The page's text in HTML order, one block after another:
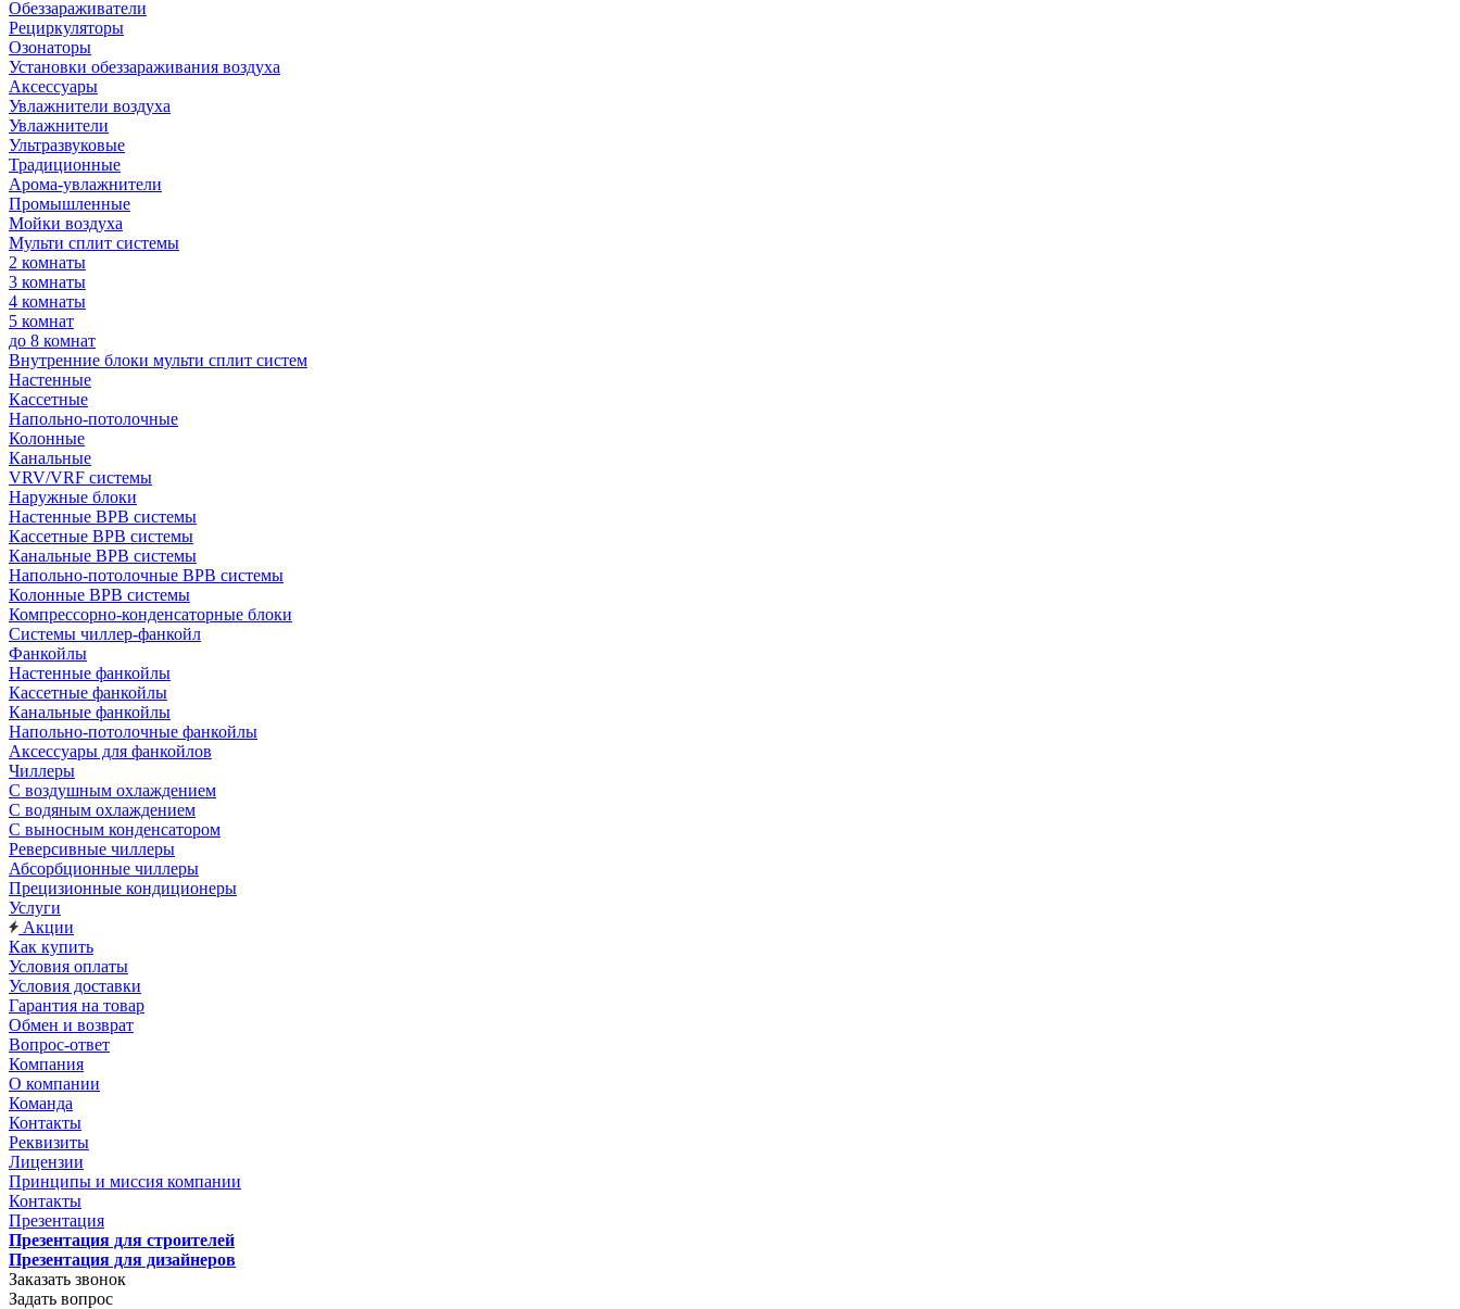
Обеззараживатели
Рециркуляторы
Озонаторы
Установки обеззараживания воздуха
Аксессуары
Увлажнители воздуха
Увлажнители
Ультразвуковые
Традиционные
Арома-увлажнители
Промышленные
Мойки воздуха
Мульти сплит системы
2 комнаты
3 комнаты
4 комнаты
5 комнат
до 8 комнат
Внутренние блоки мульти сплит систем
Настенные
Кассетные
Напольно-потолочные
Колонные
Канальные
VRV/VRF системы
Наружные блоки
Настенные ВРВ системы
Кассетные ВРВ системы
Канальные ВРВ системы
Напольно-потолочные ВРВ системы
Колонные ВРВ системы
Компрессорно-конденсаторные блоки
Системы чиллер-фанкойл
Фанкойлы
Настенные фанкойлы
Кассетные фанкойлы
Канальные фанкойлы
Напольно-потолочные фанкойлы
Аксессуары для фанкойлов
Чиллеры
С воздушным охлаждением
С водяным охлаждением
С выносным конденсатором
Реверсивные чиллеры
Абсорбционные чиллеры
Прецизионные кондиционеры
Услуги
Акции
Как купить
Условия оплаты
Условия доставки
Гарантия на товар
Обмен и возврат
Вопрос-ответ
Компания
О компании
Команда
Контакты
Реквизиты
Лицензии
Принципы и миссия компании
Контакты
Презентация
Презентация для строителей
Презентация для дизайнеров
Заказать звонок
Задать вопрос